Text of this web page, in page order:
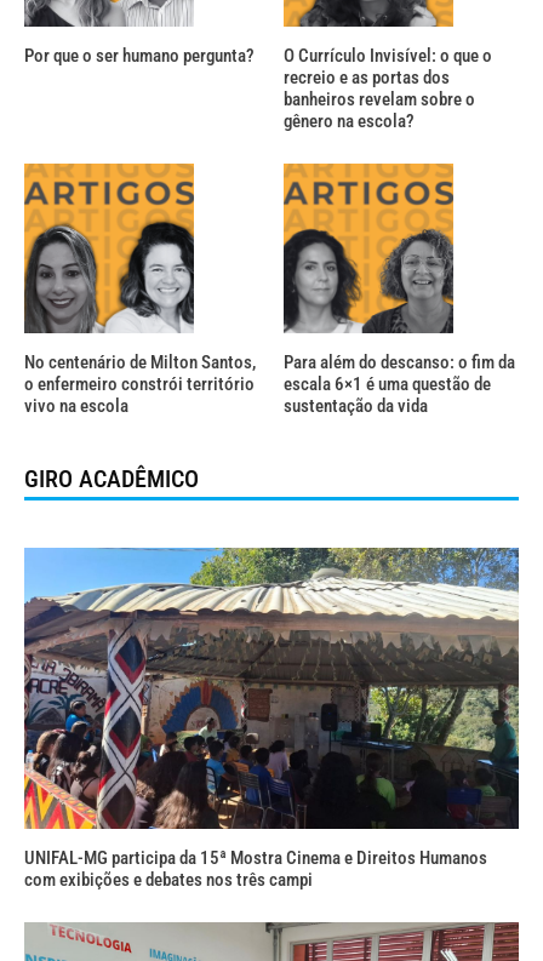
Por que o ser humano pergunta?
O Currículo Invisível: o que o
recreio e as portas dos
banheiros revelam sobre o
gênero na escola?
No centenário de Milton Santos,
o enfermeiro constrói território
vivo na escola
Para além do descanso: o fim da
escala 6×1 é uma questão de
sustentação da vida
GIRO ACADÊMICO
UNIFAL-MG participa da 15ª Mostra Cinema e Direitos Humanos
com exibições e debates nos três campi